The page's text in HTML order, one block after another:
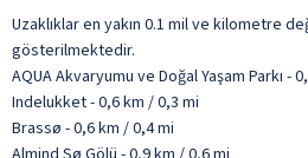
Uzaklıklar en yakın 0.1 mil ve kilometre
gösterilmektedir.
AQUA Akvaryumu ve Doğal Yaşam Parkı -
Indelukket - 0,6 km / 0,3 mi
Brassø - 0,6 km / 0,4 mi